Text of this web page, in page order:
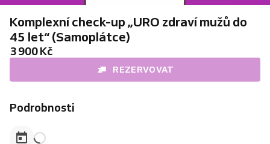
Komplexní check-up „URO zdraví mužů do
45 let“ (Samoplátce)
3 900 Kč
REZERVOVAT
Podrobnosti